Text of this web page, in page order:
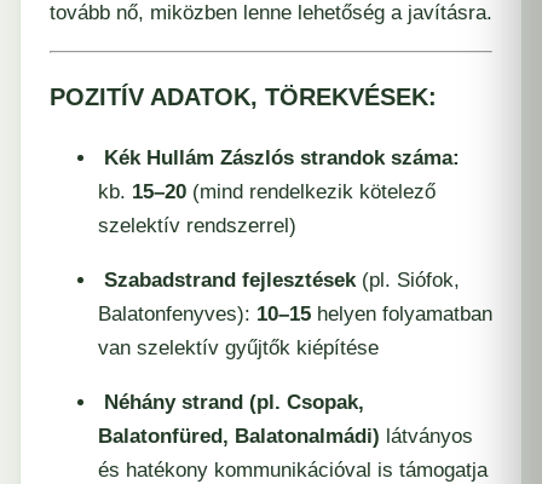
tovább nő, miközben lenne lehetőség a javításra.
POZITÍV ADATOK, TÖREKVÉSEK:
Kék Hullám Zászlós strandok száma:
kb. 15–20 (mind rendelkezik kötelező
szelektív rendszerrel)
Szabadstrand fejlesztések(pl. Siófok,
Balatonfenyves): 10–15 helyen folyamatban
van szelektív gyűjtők kiépítése
Néhány strand (pl. Csopak,
Balatonfüred, Balatonalmádi) látványos
és hatékony kommunikációval is támogatja